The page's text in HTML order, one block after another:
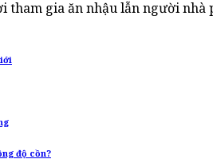
tham gia ăn nhậu lẫn người nhà
độ cồn?